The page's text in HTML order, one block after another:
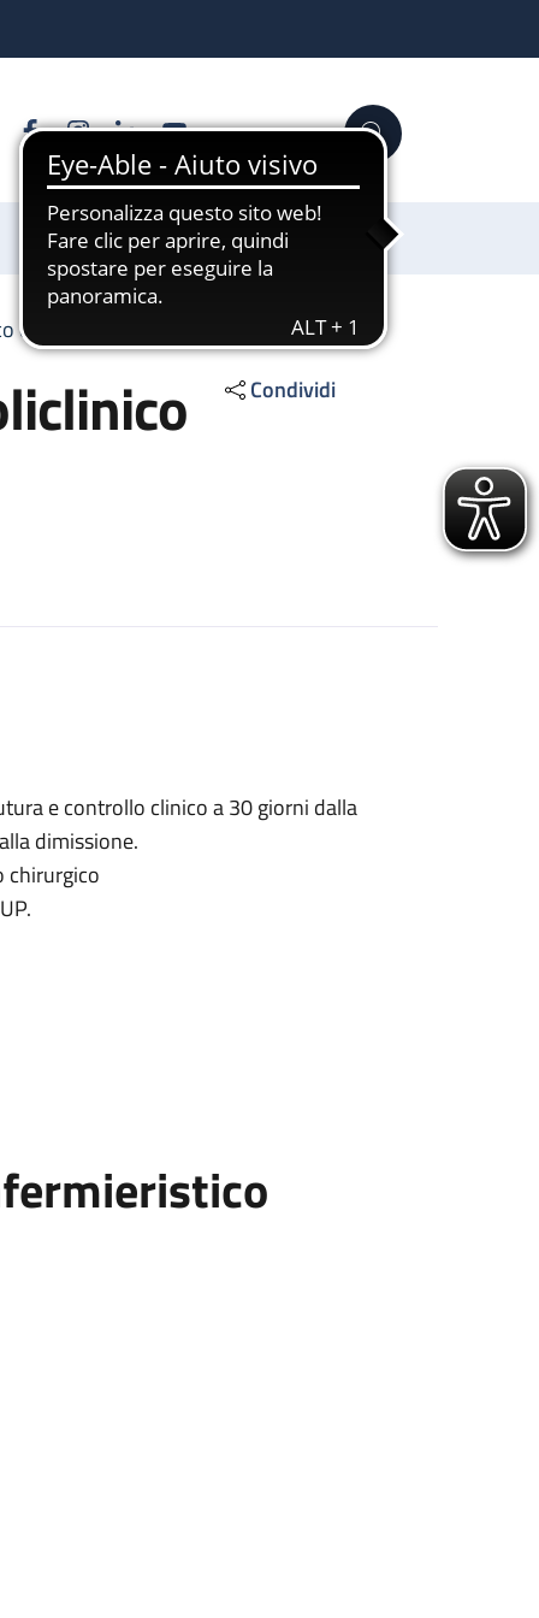
FacebookInstagram
LinkedinYouTube Cerca
Sostienici
Sant'Orsola
Condividi
e controllo clinico a 30 giorni dalla
dimissione.
chirurgico